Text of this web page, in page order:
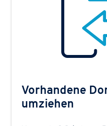
Vorhandene
umziehen